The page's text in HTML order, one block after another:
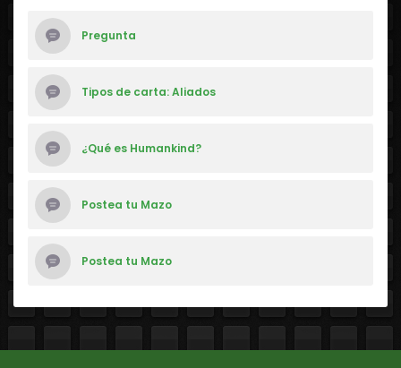
Pregunta
Tipos de carta: Aliados
¿Qué es Humankind?
Postea tu Mazo
Postea tu Mazo